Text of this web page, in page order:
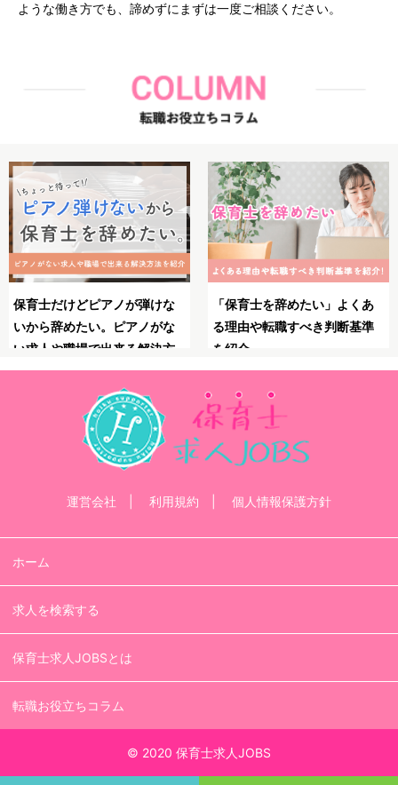
ような働き方でも、諦めずにまずは一度ご相談ください。
保育士としてのブランクが不
安！復職・再就職の前にやっ
ておくべきことや必要な準備
を解説！
保育士のやりがいとは？魅
力・大変さ・やりがいを
る瞬間を紹介！
運営会社 利用規約 個人情報保護方針
ホーム
求人を検索する
保育士求人JOBSとは
転職お役立ちコラム
© 2020 保育士求人JOBS